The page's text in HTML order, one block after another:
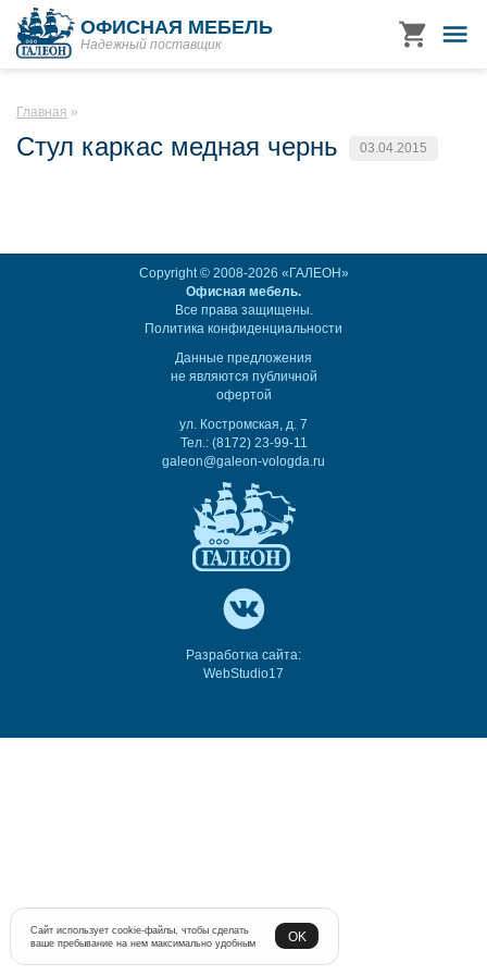
ОФИСНАЯ МЕБЕЛЬ
Надежный поставщик
Главная
Стул каркас медная чернь 03.04.2015
Copyright © 2008-2026 «ГАЛЕОН»
Офисная мебель.
Все права защищены.
Политика конфиденциальности
Данные предложения
не являются публичной
офертой
ул. Костромская, д. 7
Тел.: (8172) 23-99-11
galeon@galeon-vologda.ru
Разработка сайта:
WebStudio17
Сайт использует cookie-файлы, чтобы сделать
ваше пребывание на нем максимально удобным
OK